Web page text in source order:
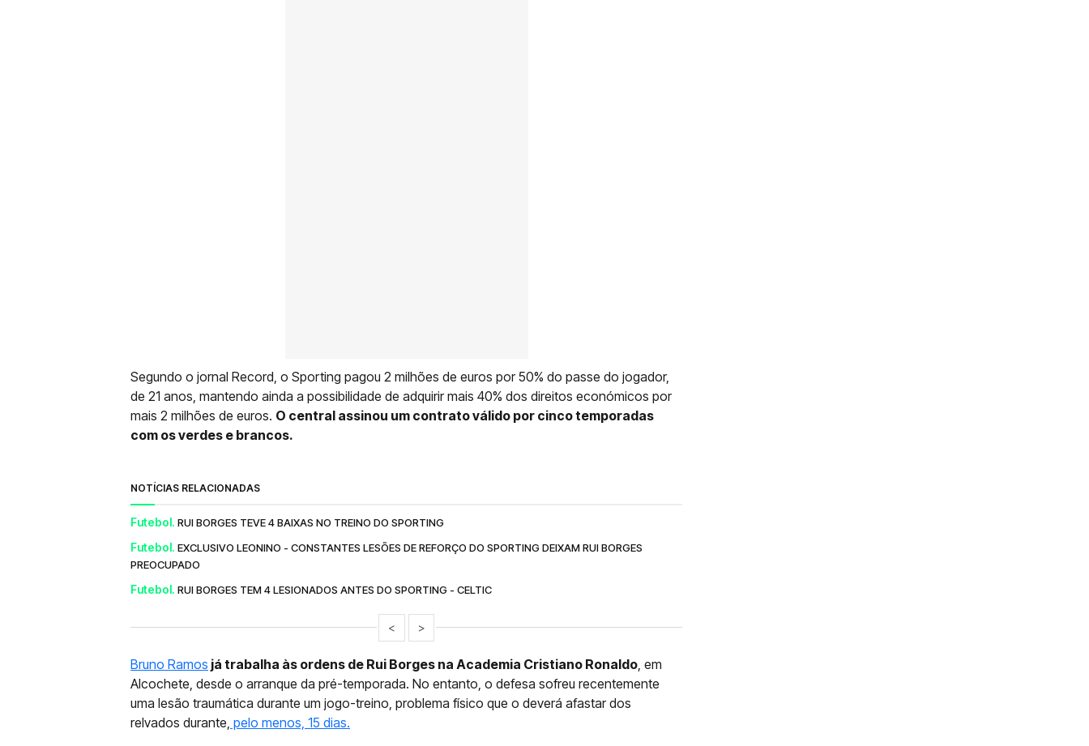
Segundo o jornal Record, o Sporting pagou 2 milhões de euros por 50% do passe do jogador,
de 21 anos, mantendo ainda a possibilidade de adquirir mais 40% dos direitos económicos por
mais 2 milhões de euros. O central assinou um contrato válido por cinco temporadas
com os verdes e brancos.
NOTÍCIAS RELACIONADAS
Futebol. RUI BORGES TEVE 4 BAIXAS NO TREINO DO SPORTING
Futebol. EXCLUSIVO LEONINO - CONSTANTES LESÕES DE REFORÇO DO SPORTING DEIXAM RUI BORGES
PREOCUPADO
Futebol. RUI BORGES TEM 4 LESIONADOS ANTES DO SPORTING - CELTIC
< >
Bruno Ramos já trabalha às ordens de Rui Borges na Academia Cristiano Ronaldo , em
Alcochete, desde o arranque da pré-temporada. No entanto, o defesa sofreu recentemente
uma lesão traumática durante um jogo-treino, problema físico que o deverá afastar dos
relvados durante, pelo menos, 15 dias.